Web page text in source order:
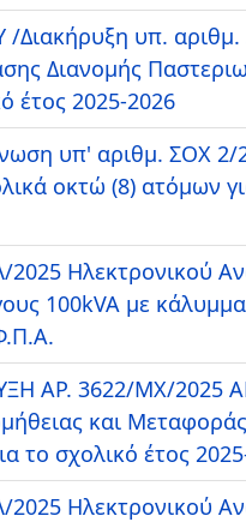
υπ. αριθμ.
Διανομής
έτος 2025-2026
υπ' αριθμ. ΣΟΧ 2/
οκτώ (8) ατόμων
Ηλεκτρονικού
100kVA με
ΑΡ. 3622/ΜΧ/
και
το σχολικό έτος
Ηλεκτρονικού